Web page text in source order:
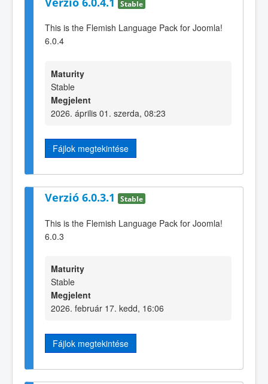
Stable
This is the Flemish Language Pack for Joomla!
6.0.4
Maturity
Stable
Megjelent
2026. április 01. szerda, 08:23
Fájlok megtekintése
Verzió 6.0.3.1 Stable
This is the Flemish Language Pack for Joomla!
6.0.3
Maturity
Stable
Megjelent
2026. február 17. kedd, 16:06
Fájlok megtekintése